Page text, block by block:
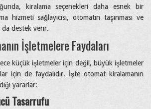
kiralama seçenekleri daha esnek bir
hizmeti sağlayıcısı, otomatın taşınması ve
destek verir.
İşletmelere Faydaları
küçük işletmeler için değil, büyük işletmeler
için de faydalıdır. İşte otomat kiralamanın
yararlar:
Tasarrufu